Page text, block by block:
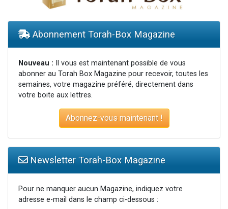
Abonnement Torah-Box Magazine
Nouveau : Il vous est maintenant possible de vous
abonner au Torah Box Magazine pour recevoir, toutes les
semaines, votre magazine préféré, directement dans
votre boite aux lettres.
Abonnez-vous maintenant !
Newsletter Torah-Box Magazine
Pour ne manquer aucun Magazine, indiquez votre
adresse e-mail dans le champ ci-dessous :